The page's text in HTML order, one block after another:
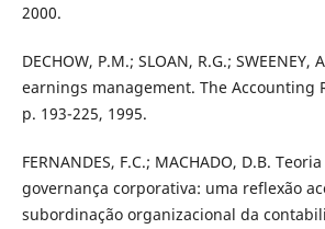
2000.
DECHOW, P.M.; SLOAN, R.G.; SWEENEY,
earnings management. The Accounting
p. 193-225, 1995.
FERNANDES, F.C.; MACHADO, D.B.
governança corporativa: uma reflexão
subordinação organizacional da